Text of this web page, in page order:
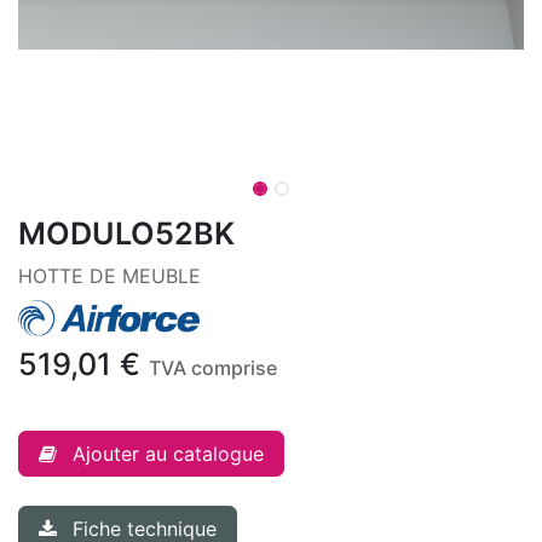
MODULO52BK
HOTTE DE MEUBLE
519,01 € TVA comprise
Ajouter au catalogue
Fiche technique